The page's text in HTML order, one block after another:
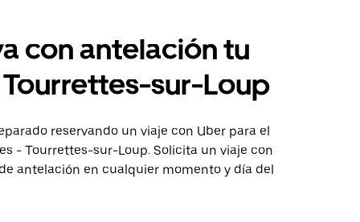
con antelación tu
sur-Loup
reservando un viaje con Uber para el
- Tourrettes-sur-Loup. Solicita un viaje con
antelación en cualquier momento y día del